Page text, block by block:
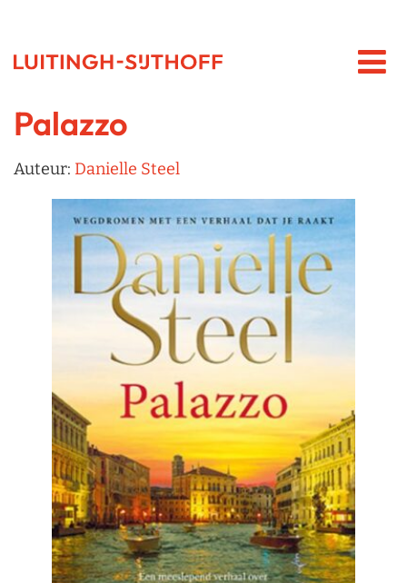
Palazzo
Auteur: Danielle Steel